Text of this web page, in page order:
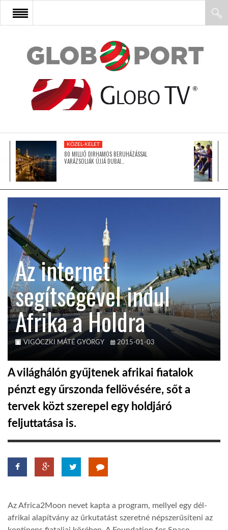
FŐOLDAL
AFRIKA
ÁZSIA
LATIN-AMERIKA
KÖZEL-KELET
AUSZTRÁLIA
A VILÁG ITTHON
TROPICALMAGAZIN
KÖZEL-KELET
80 MILLIÓ DIRHAMOS BERUHÁZÁSSAL
VARÁZSOLJÁK ÚJJÁ DUBAI…
Az internet
segítségével indul
Afrika a Holdra
VIGÓCZKI MÁTÉ GYÖRGY 2015-01-03
A világhálón gyűjtenek afrikai fiatalok
pénzt egy űrszonda fellövésére, sőt a
tervek közt szerepel egy holdjáró
feljuttatása is.
Az Africa2Moon nevet kapta a program, mellyel egy dél-
afrikai alapítvány az űrkutatást szeretné népszerűsíteni az